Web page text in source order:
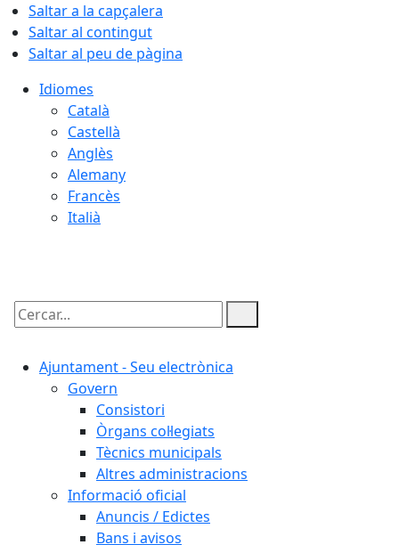
Saltar a la capçalera
Saltar al contingut
Saltar al peu de pàgina
Idiomes
Català
Castellà
Anglès
Alemany
Francès
Italià
Cercar:
Ajuntament - Seu electrònica
Govern
Consistori
Òrgans col·legiats
Tècnics municipals
Altres administracions
Informació oficial
Anuncis / Edictes
Bans i avisos